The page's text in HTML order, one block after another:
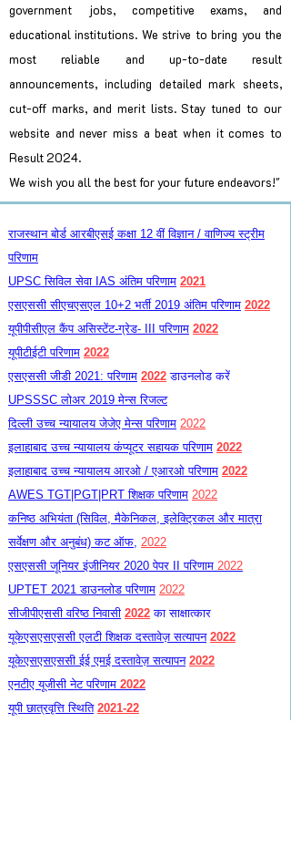
government jobs, competitive exams, and
educational institutions. We strive to bring you the
most reliable and up-to-date result
announcements, including detailed mark sheets,
cut-off marks, and merit lists. Stay tuned to our
website and never miss a beat when it comes to
Result 2024.
We wish you all the best for your future endeavors!"
राजस्थान बोर्ड आरबीएसई कक्षा 12 वीं विज्ञान / वाणिज्य स्ट्रीम
परिणाम
UPSC सिविल सेवा IAS अंतिम परिणाम 2021
एसएससी सीएचएसएल 10+2 भर्ती 2019 अंतिम परिणाम 2022
यूपीपीसीएल कैंप असिस्टेंट-ग्रेड- III परिणाम 2022
यूपीटीईटी परिणाम 2022
एसएससी जीडी 2021: परिणाम 2022 डाउनलोड करें
UPSSSC लोअर 2019 मेन्स रिजल्ट
दिल्ली उच्च न्यायालय जेजेए मेन्स परिणाम 2022
इलाहाबाद उच्च न्यायालय कंप्यूटर सहायक परिणाम 2022
इलाहाबाद उच्च न्यायालय आरओ / एआरओ परिणाम 2022
AWES TGT|PGT|PRT शिक्षक परिणाम 2022
कनिष्ठ अभियंता (सिविल, मैकेनिकल, इलेक्ट्रिकल और मात्रा
सर्वेक्षण और अनुबंध) कट ऑफ, 2022
एसएससी जूनियर इंजीनियर 2020 पेपर II परिणाम 2022
UPTET 2021 डाउनलोड परिणाम 2022
सीजीपीएससी वरिष्ठ निवासी 2022 का साक्षात्कार
यूकेएसएसएससी एलटी शिक्षक दस्तावेज़ सत्यापन 2022
यूकेएसएसएससी ईई एमई दस्तावेज़ सत्यापन 2022
एनटीए यूजीसी नेट परिणाम 2022
यूपी छात्रवृत्ति स्थिति 2021-22